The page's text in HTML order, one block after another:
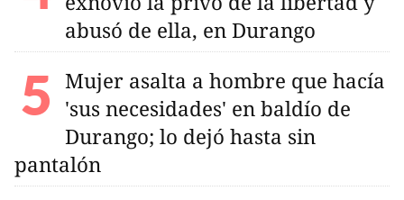
abusó de ella, en Durango
Mujer asalta a hombre que hacía
'sus necesidades' en baldío de
Durango; lo dejó hasta sin
pantalón